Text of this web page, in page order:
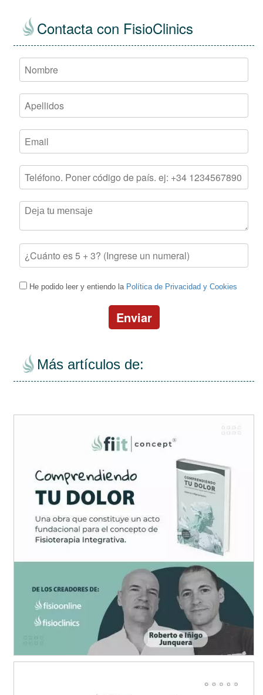
Contacta con FisioClinics
He podido leer y entiendo la Política de Privacidad y Cookies
Enviar
Más artículos de: